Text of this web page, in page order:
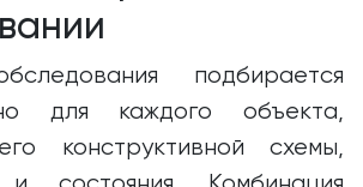
подбирается
для каждого объекта,
конструктивной схемы,